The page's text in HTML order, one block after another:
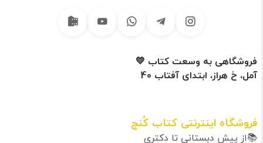
فروشگاهی به وسعت کتاب 💛
آمل، خ هراز، ابتدای آفتاب 40
فروشگاه اینترنتی کتاب کُنج
📚از پیش دبستانی تا دکتری